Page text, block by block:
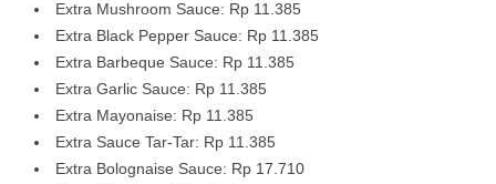
Extra Mushroom Sauce: Rp 11.385
Extra Black Pepper Sauce: Rp 11.385
Extra Barbeque Sauce: Rp 11.385
Extra Garlic Sauce: Rp 11.385
Extra Mayonaise: Rp 11.385
Extra Sauce Tar-Tar: Rp 11.385
Extra Bolognaise Sauce: Rp 17.710